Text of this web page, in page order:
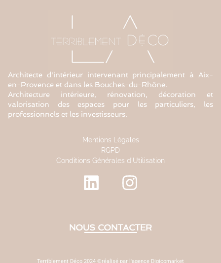
Architecte d'intérieur intervenant principalement à Aix-
en-Provence et dans les Bouches-du-Rhône.
Architecture intérieure, rénovation, décoration et
valorisation des espaces pour les particuliers, les
professionnels et les investisseurs.
Mentions Légales
RGPD
Conditions Générales d'Utilisation
NOUS CONTACTER
Terriblement Déco 2024 ©réalisé par l'agence Digicomarket